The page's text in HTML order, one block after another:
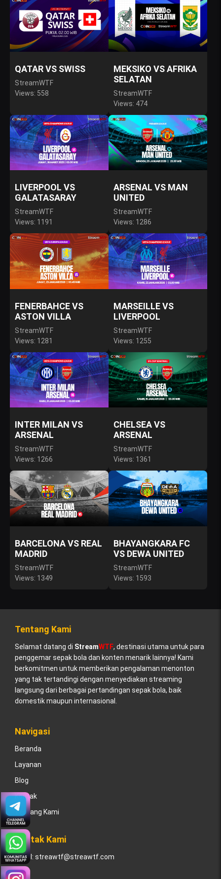
QATAR VS SWISS
StreamWTF
Views: 558
MEKSIKO VS AFRIKA
SELATAN
StreamWTF
Views: 474
LIVERPOOL VS
GALATASARAY
StreamWTF
Views: 1191
ARSENAL VS MAN
UNITED
StreamWTF
Views: 1286
FENERBAHCE VS
ASTON VILLA
StreamWTF
Views: 1281
MARSEILLE VS
LIVERPOOL
StreamWTF
Views: 1255
INTER MILAN VS
ARSENAL
StreamWTF
Views: 1266
CHELSEA VS
ARSENAL
StreamWTF
Views: 1361
BARCELONA VS REAL
MADRID
StreamWTF
Views: 1349
BHAYANGKARA FC
VS DEWA UNITED
StreamWTF
Views: 1593
Tentang Kami
Selamat datang di StreamWTF, destinasi utama untuk para
penggemar sepak bola dan konten menarik lainnya! Kami
berkomitmen untuk memberikan pengalaman menonton
yang tak tertandingi dengan menyediakan streaming
langsung dari berbagai pertandingan sepak bola, baik
domestik maupun internasional.
Navigasi
Beranda
Layanan
Blog
Kontak
Tentang Kami
Kontak Kami
Email: streawtf@streawtf.com